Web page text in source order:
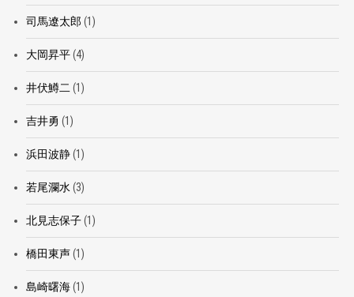
司馬遼太郎 (1)
大岡昇平(4)
井伏鱒二 (1)
吉井勇 (1)
浜田波静(1)
若尾瀾水 (3)
北見志保子(1)
橋田東声(1)
島崎曙海(1)